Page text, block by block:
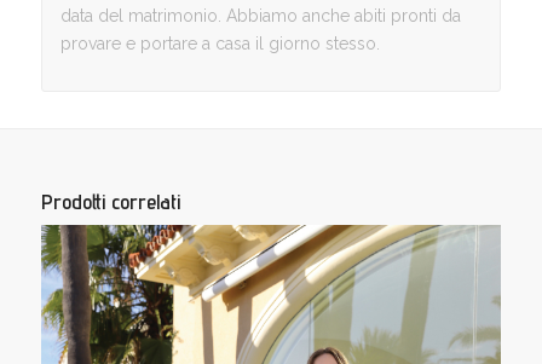
data del matrimonio. Abbiamo anche abiti pronti da
provare e portare a casa il giorno stesso.
Prodotti correlati